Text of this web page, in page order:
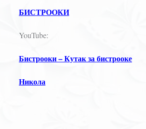
БИСТРООКИ
YouTube:
Бистрооки – Кутак за бистрооке
Никола